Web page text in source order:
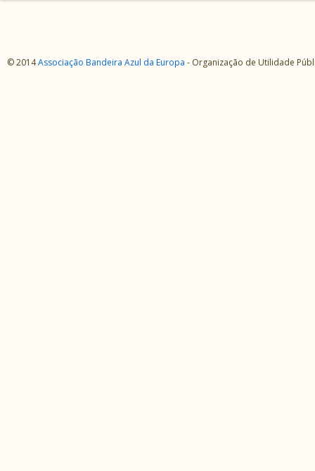
© 2014Associação Bandeira Azul da Europa - Organização de Utilidade